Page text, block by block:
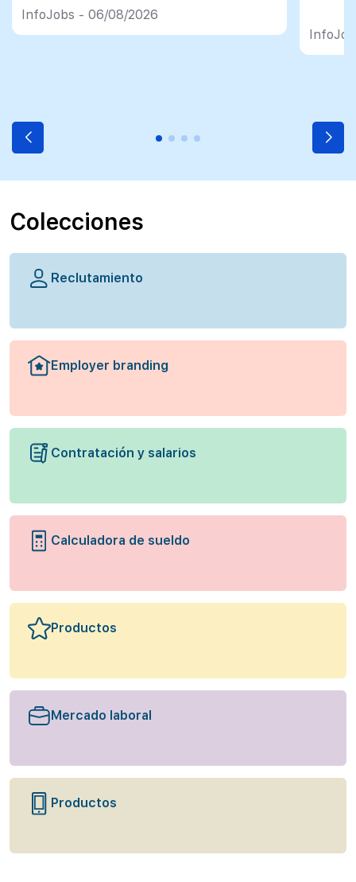
InfoJobs - 06/08/2026
Colecciones
Reclutamiento
Employer branding
Contratación y salarios
Calculadora de sueldo
Productos
Mercado laboral
Productos